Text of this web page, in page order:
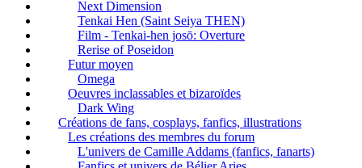
Next Dimension
Tenkai Hen (Saint Seiya THEN)
Film - Tenkai-hen josō: Overture
Rerise of Poseidon
Futur moyen
Omega
Oeuvres inclassables et bizaroïdes
Dark Wing
Créations de fans, cosplays, fanfics, illustrations
Les créations des membres du forum
L'univers de Camille Addams (fanfics, fanarts)